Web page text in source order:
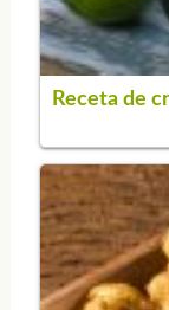
Receta de